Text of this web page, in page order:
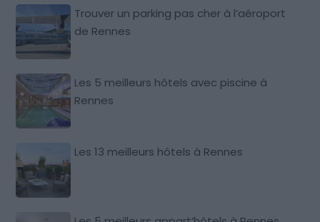
Trouver un parking pas cher à l’aéroport
de Rennes
Les 5 meilleurs hôtels avec piscine à
Rennes
Les 13 meilleurs hôtels à Rennes